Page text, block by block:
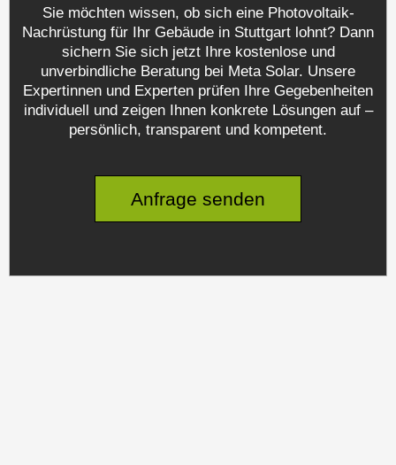
Sie möchten wissen, ob sich eine Photovoltaik-
Nachrüstung für Ihr Gebäude in Stuttgart lohnt? Dann
sichern Sie sich jetzt Ihre kostenlose und
unverbindliche Beratung bei Meta Solar. Unsere
Expertinnen und Experten prüfen Ihre Gegebenheiten
individuell und zeigen Ihnen konkrete Lösungen auf –
persönlich, transparent und kompetent.
Anfrage senden